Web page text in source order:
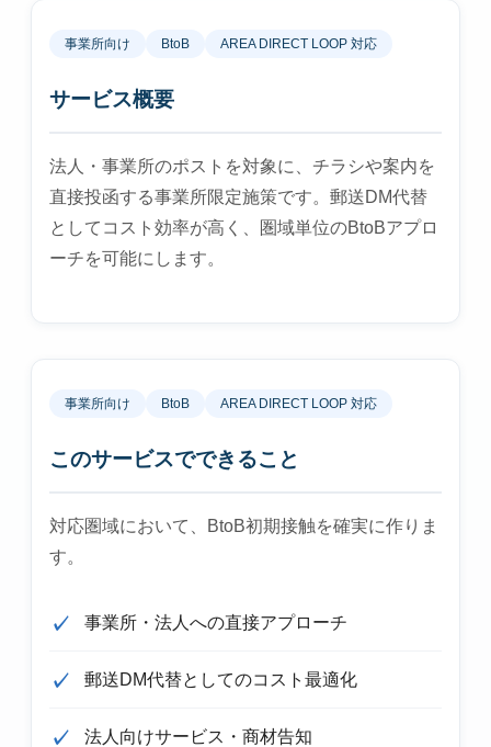
事業所向け BtoB AREA DIRECT LOOP 対応
サービス概要
法人・事業所のポストを対象に、チラシや案内を
直接投函する事業所限定施策です。郵送DM代替
としてコスト効率が高く、圏域単位のBtoBアプロ
ーチを可能にします。
事業所向け BtoB AREA DIRECT LOOP 対応
このサービスでできること
対応圏域において、BtoB初期接触を確実に作りま
す。
事業所・法人への直接アプローチ
郵送DM代替としてのコスト最適化
法人向けサービス・商材告知